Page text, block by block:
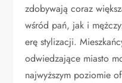
zdobywają coraz
wśród pań, jak i
erę stylizacji.
odwiedzające miasto
najwyższym poziomie